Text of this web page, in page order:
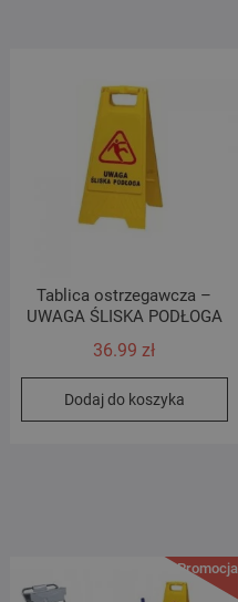
Tablica ostrzegawcza –
UWAGA ŚLISKA PODŁOGA
36.99zł
Dodaj do koszyka
Promocja!